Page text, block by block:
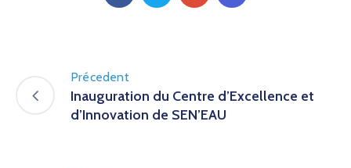
Précedent
Inauguration du Centre d’Excellence et
d’Innovation de SEN’EAU